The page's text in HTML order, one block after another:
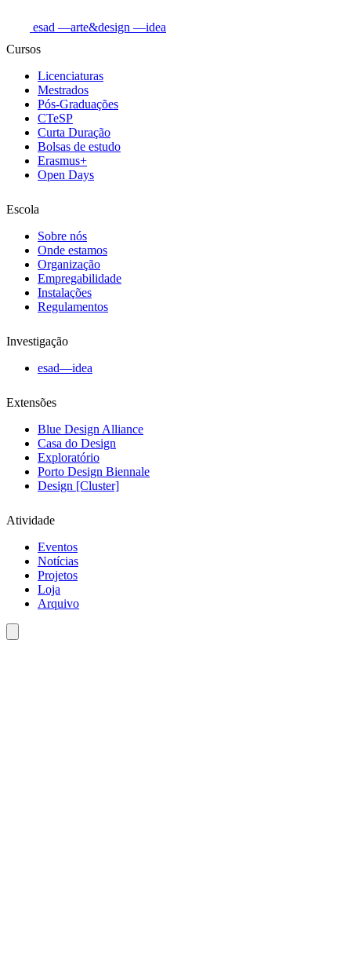
esad —arte&design —idea
Cursos
Licenciaturas
Mestrados
Pós-Graduações
CTeSP
Curta Duração
Bolsas de estudo
Erasmus+
Open Days
Escola
Sobre nós
Onde estamos
Organização
Empregabilidade
Instalações
Regulamentos
Investigação
esad—idea
Extensões
Blue Design Alliance
Casa do Design
Exploratório
Porto Design Biennale
Design [Cluster]
Atividade
Eventos
Notícias
Projetos
Loja
Arquivo